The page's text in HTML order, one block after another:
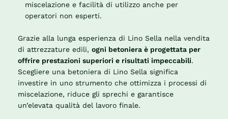
miscelazione e facilità di utilizzo anche per
operatori non esperti.
Grazie alla lunga esperienza di Lino Sella nella vendita
di attrezzature edili, ogni betoniera è progettata per
offrire prestazioni superiori e risultati impeccabili.
Scegliere una betoniera di Lino Sella significa
investire in uno strumento che ottimizza i processi di
miscelazione, riduce gli sprechi e garantisce
un’elevata qualità del lavoro finale.